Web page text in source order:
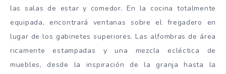
las salas de estar y comedor. En la cocina totalmente
equipada, encontrará ventanas sobre el fregadero en
lugar de los gabinetes superiores. Las alfombras de área
ricamente estampadas y una mezcla ecléctica de
muebles, desde la inspiración de la granja hasta la